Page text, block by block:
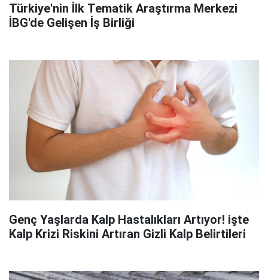
Türkiye'nin İlk Tematik Araştırma Merkezi
İBG'de Gelişen İş Birliği
Genç Yaşlarda Kalp Hastalıkları Artıyor! işte
Kalp Krizi Riskini Artıran Gizli Kalp Belirtileri